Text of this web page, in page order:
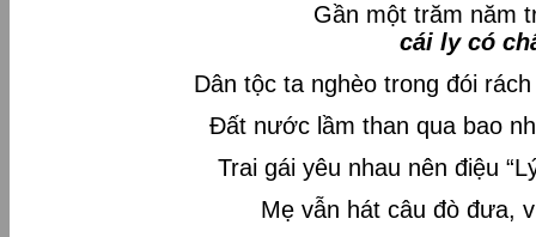
Gần một trăm năm trong
cái ly có
Dân tộc ta nghèo trong đói
Đất nước lầm than qua bao
Trai gái yêu nhau nên điệu
Mẹ vẫn hát câu đò đưa,